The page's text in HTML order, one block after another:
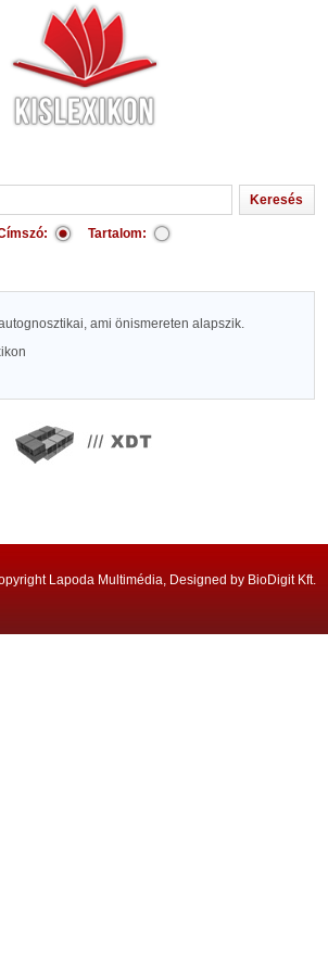
Tartalom:
ami önismereten alapszik.
Lapoda Multimédia, Designed by BioDigit Kft.